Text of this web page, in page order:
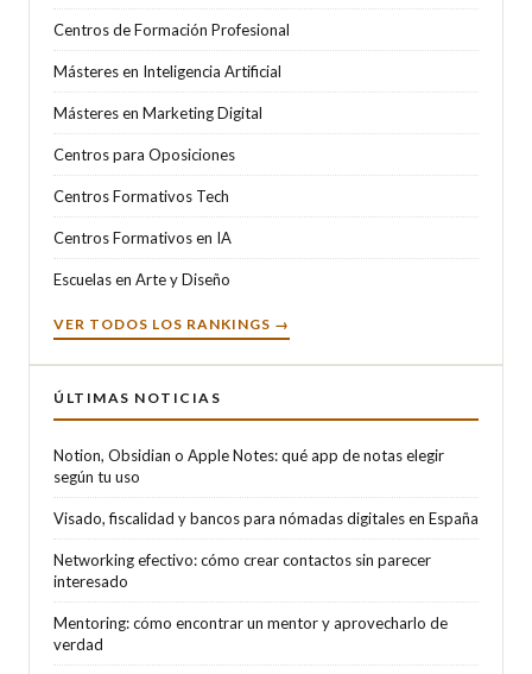
Centros de Formación Profesional
Másteres en Inteligencia Artificial
Másteres en Marketing Digital
Centros para Oposiciones
Centros Formativos Tech
Centros Formativos en IA
Escuelas en Arte y Diseño
VER TODOS LOS RANKINGS →
ÚLTIMAS NOTICIAS
Notion, Obsidian o Apple Notes: qué app de notas elegir
según tu uso
Visado, fiscalidad y bancos para nómadas digitales en España
Networking efectivo: cómo crear contactos sin parecer
interesado
Mentoring: cómo encontrar un mentor y aprovecharlo de
verdad